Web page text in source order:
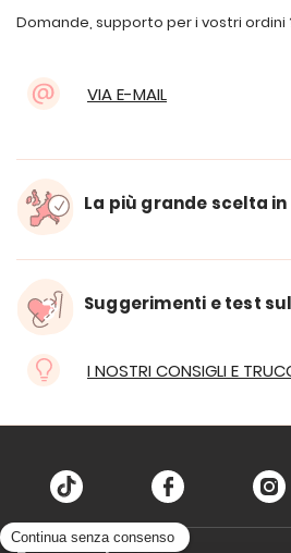
Domande, supporto per i vostri ordini
VIA E-MAIL
La più grande scelta in
Suggerimenti e test
I NOSTRI CONSIGLI E